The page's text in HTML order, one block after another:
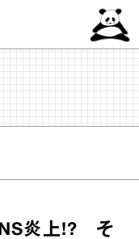
炎上!? そ